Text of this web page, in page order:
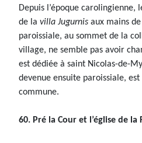
Depuis l’époque
de la villa Jugurnis aux mains de
paroissiale, au sommet de la
village, ne semble pas avoir
est dédiée à saint Nicolas-de-
devenue ensuite paroissiale, est
commune.
60. Pré la Cour et l’église de la